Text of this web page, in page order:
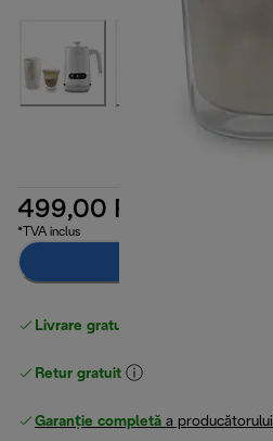
499,00 RON
*TVA inclus
Livrare gratuită standard
Retur gratuit
Garanție completă a producătorului